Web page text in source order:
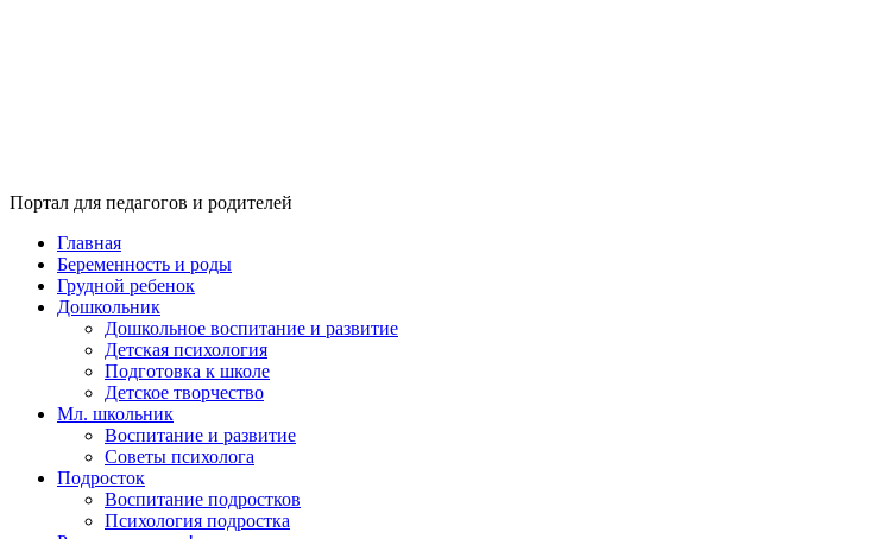
Портал для педагогов и родителей
Главная
Беременность и роды
Грудной ребенок
Дошкольник
Дошкольное воспитание и развитие
Детская психология
Подготовка к школе
Детское творчество
Мл. школьник
Воспитание и развитие
Советы психолога
Подросток
Воспитание подростков
Психология подростка